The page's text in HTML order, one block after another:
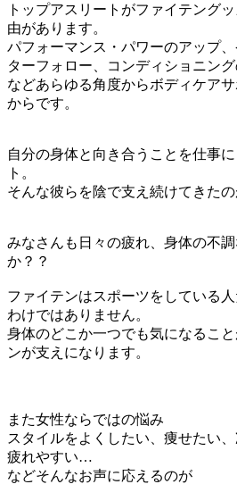
トップアスリートがファイテング
由があります。
パフォーマンス・パワーのアップ
ターフォロー、コンディショニン
などあらゆる角度からボディケア
からです。
自分の身体と向き合うことを仕事
ト。
そんな彼らを陰で支え続けてきたの
みなさんも日々の疲れ、身体の不
か？？
ファイテンはスポーツをしている
わけではありません。
身体のどこか一つでも気になるこ
ンが支えになります。
また女性ならではの悩み
スタイルをよくしたい、痩せたい
疲れやすい…
などそんなお声に応えるのが